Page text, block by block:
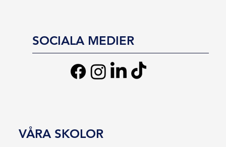
SOCIALA MEDIER
VÅRA SKOLOR